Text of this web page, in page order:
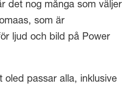
det nog många som väljer
som är
ljud och bild på Power
oled passar alla, inklusive